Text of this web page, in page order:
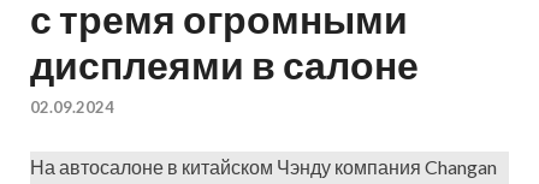
с тремя огромными
дисплеями в салоне
02.09.2024
На автосалоне в китайском Чэнду компания Changan